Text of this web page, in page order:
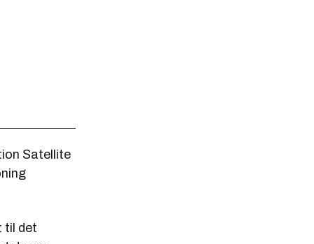
Satellite
til det